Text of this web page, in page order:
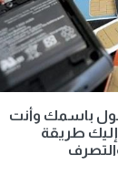
باسمك وأنت
إليك طريقة